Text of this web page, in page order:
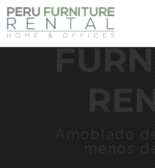
Amoblado
menos